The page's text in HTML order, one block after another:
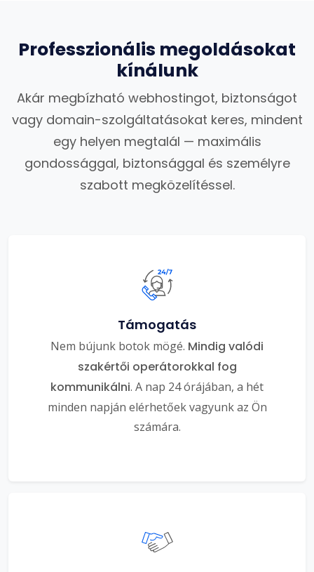
Professzionális megoldásokat
kínálunk
Akár megbízható webhostingot, biztonságot
vagy domain-szolgáltatásokat keres, mindent
egy helyen megtalál — maximális
gondossággal, biztonsággal és személyre
szabott megközelítéssel.
Támogatás
Nem bújunk botok mögé. Mindig valódi
szakértői operátorokkal fog
kommunikálni. A nap 24 órájában, a hét
minden napján elérhetőek vagyunk az Ön
számára.